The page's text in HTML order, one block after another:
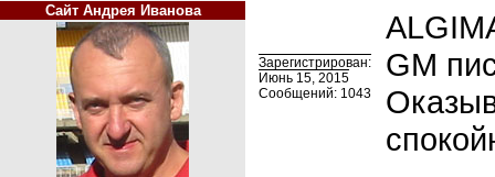
Сайт Андрея Иванова
Зарегистрирован:
Июнь 15, 2015
Сообщений: 1043
GM